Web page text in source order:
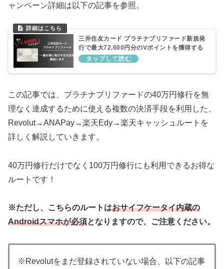
ャンペーン詳細は以下の記事を参照。
三井住友カード プラチナプリファード新規発
行で最大72,600円分のVポイントを獲得する
方法
この記事では、プラチナプリファードの40万円修行を無
理なく達成するために使える複数の決済手段を利用した、
Revolut→ANAPay→楽天Edy→楽天キャッシュルートを
詳しく解説していきます。
40万円修行だけでなく100万円修行にも利用できるお得な
ルートです！
※ただし、こちらのルートはおサイフケータイ内蔵の
Androidスマホが必須となりますので、ご注意ください。
※Revolutをまだ登録されていない場合、以下の記事